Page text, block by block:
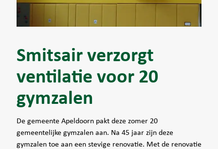
Smitsair verzorgt
ventilatie voor 20
gymzalen
De gemeente Apeldoorn pakt deze zomer 20
gemeentelijke gymzalen aan. Na 45 jaar zijn deze
gymzalen toe aan een stevige renovatie. Met de renovatie